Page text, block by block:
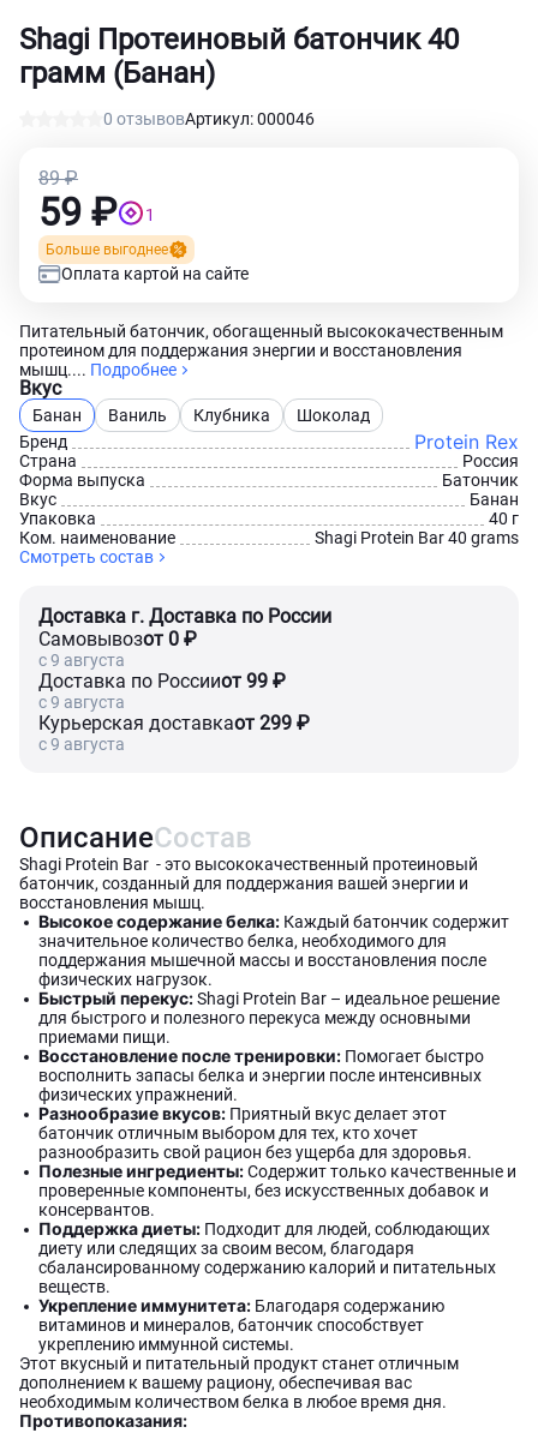
Shagi Протеиновый батончик 40
грамм (Банан)
0 отзывовАртикул: 000046
Питательный батончик, обогащенный высококачественным
протеином для поддержания энергии и восстановления
мышц.... Подробнее
Вкус
Банан Ваниль Клубника
Шоколад
Бренд
Protein Rex
Страна
Россия
Форма выпуска
Батончик
Вкус
Банан
Упаковка
40 г
Ком. наименование
Shagi Protein Bar 40 grams
Смотреть состав
89 ₽
59 ₽ 1
Больше выгоднее
Оплата картой на сайте
Доставка г. Доставка по России
Самовывозот 0 ₽
c 9 августа
Доставка по Россииот 99 ₽
c 9 августа
Курьерская доставкаот 299 ₽
c 9 августа
ОписаниеСостав
Shagi Protein Bar - это высококачественный протеиновый
батончик, созданный для поддержания вашей энергии и
восстановления мышц.
Высокое содержание белка: Каждый батончик содержит
значительное количество белка, необходимого для
поддержания мышечной массы и восстановления после
физических нагрузок.
Быстрый перекус:Shagi Protein Bar – идеальное решение
для быстрого и полезного перекуса между основными
приемами пищи.
Восстановление после тренировки: Помогает быстро
восполнить запасы белка и энергии после интенсивных
физических упражнений.
Разнообразие вкусов: Приятный вкус делает этот
батончик отличным выбором для тех, кто хочет
разнообразить свой рацион без ущерба для здоровья.
Полезные ингредиенты:Содержит только качественные и
проверенные компоненты, без искусственных добавок и
консервантов.
Поддержка диеты: Подходит для людей, соблюдающих
диету или следящих за своим весом, благодаря
сбалансированному содержанию калорий и питательных
веществ.
Укрепление иммунитета: Благодаря содержанию
витаминов и минералов, батончик способствует
укреплению иммунной системы.
Этот вкусный и питательный продукт станет отличным
дополнением к вашему рациону, обеспечивая вас
необходимым количеством белка в любое время дня.
Противопоказания: